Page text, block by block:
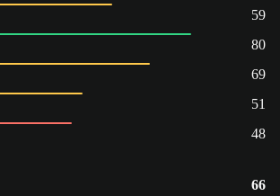
59
80
69
51
48
66